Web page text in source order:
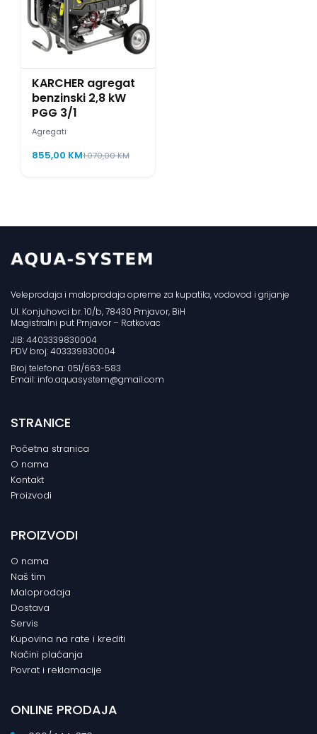
KARCHER agregat
benzinski 2,8 kW
PGG 3/1
Agregati
855,00 KM1.070,00KM
Veleprodaja i maloprodaja opreme za kupatila, vodovod i grijanje
Ul. Konjuhovci br. 10/b, 78430 Prnjavor, BiH
Magistralni put Prnjavor – Ratkovac
JIB: 4403339830004
PDV broj: 403339830004
Broj telefona: 051/663-583
Email: info.aquasystem@gmail.com
STRANICE
Početna stranica
O nama
Kontakt
Proizvodi
PROIZVODI
O nama
Naš tim
Maloprodaja
Dostava
Servis
Kupovina na rate i krediti
Načini plaćanja
Povrat i reklamacije
ONLINE PRODAJA